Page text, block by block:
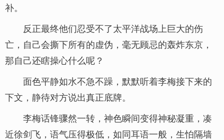
补。
反正最终他们忍受不了太平洋战场上巨大的伤
亡，自己会撕下所有的虚伪，毫无顾忌的轰炸东京，
那自己还瞎操心什么呢？
面色平静如水不急不躁，默默听着李梅接下来的
下文，静待对方说出真正底牌。
李梅话锋骤然一转，神色瞬间变得神秘凝重，凑
近徐剑飞，语气压得极低，如同耳语一般，生怕隔墙